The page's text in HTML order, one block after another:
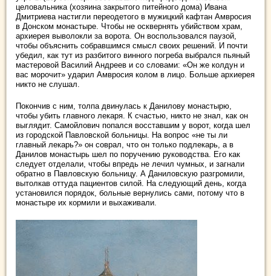
целовальника (хозяина закрытого питейного дома) Ивана
Дмитриева настигли переодетого в мужицкий кафтан Амвросия
в Донском монастыре. Чтобы не осквернять убийством храм,
архиерея выволокли за ворота. Он воспользовался паузой,
чтобы объяснить собравшимся смысл своих решений. И почти
убедил, как тут из разбитого винного погреба выбрался пьяный
мастеровой Василий Андреев и со словами: «Он же колдун и
вас морочит» ударил Амвросия колом в лицо. Больше архиерея
никто не слушал.
Покончив с ним, толпа двинулась к Данилову монастырю,
чтобы убить главного лекаря. К счастью, никто не знал, как он
выглядит. Самойлович попался восставшим у ворот, когда шел
из городской Павловской больницы. На вопрос «не ты ли
главный лекарь?» он соврал, что он только подлекарь, а в
Данилов монастырь шел по поручению руководства. Его как
следует отделали, чтобы впредь не лечил чумных, и загнали
обратно в Павловскую больницу. А Даниловскую разгромили,
вытолкав оттуда пациентов силой. На следующий день, когда
установился порядок, больные вернулись сами, потому что в
монастыре их кормили и выхаживали.